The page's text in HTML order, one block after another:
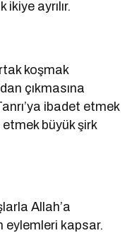
ayrılır.
koşmak
çıkmasına
ibadet etmek
büyük şirk
Allah’a
kapsar.